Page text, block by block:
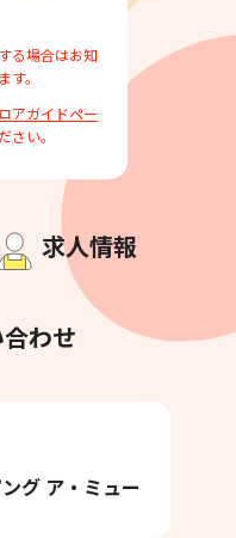
る場合はお知
す。
アガイドペー
さい。
求人情報
わせ
グ ア・ミュー